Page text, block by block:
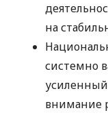
на
системно
внимание